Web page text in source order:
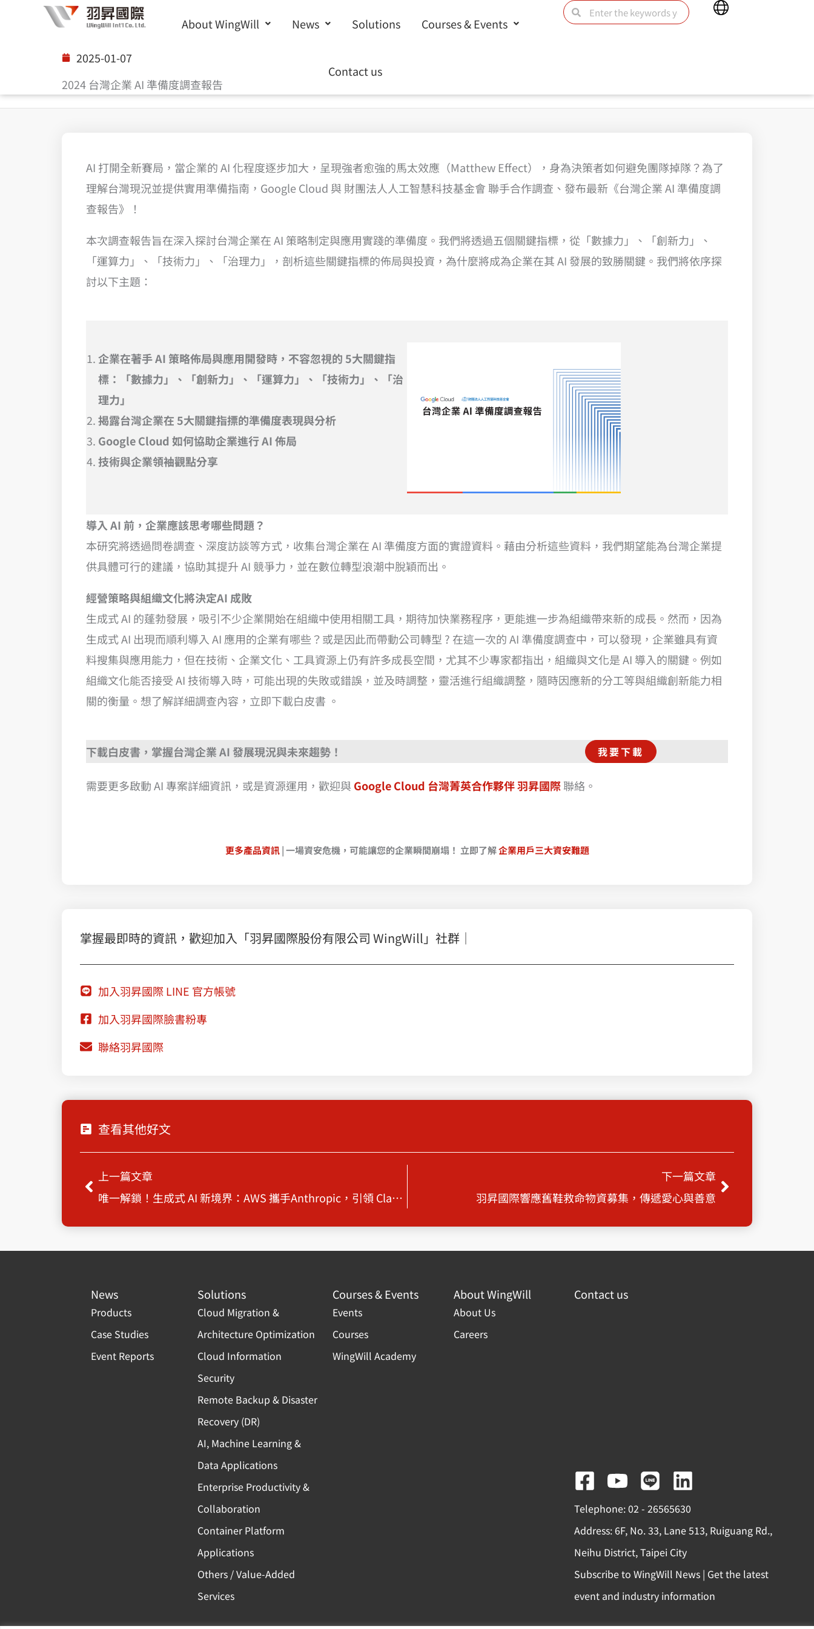
About WingWill News Solutions Courses & Events
Contact us
SearchSearch
Main
2025-01-07
2024 台灣企業 AI 準備度調查報告
AI 打開全新賽局，當企業的 AI 化程度逐步加大，呈現強者愈強的馬太效應（Matthew Effect），身為決策者如何避免團隊掉隊？為了
理解台灣現況並提供實用準備指南，Google Cloud 與 財團法人人工智慧科技基金會 聯手合作調查、發布最新《台灣企業 AI 準備度調
查報告》！
本次調查報告旨在深入探討台灣企業在 AI 策略制定與應用實踐的準備度。我們將透過五個關鍵指標，從「數據力」、「創新力」、
「運算力」、「技術力」、「治理力」，剖析這些關鍵指標的佈局與投資，為什麼將成為企業在其 AI 發展的致勝關鍵。我們將依序探
討以下主題：
企業在著手 AI 策略佈局與應用開發時，不容忽視的 5大關鍵指
標：「數據力」、「創新力」、「運算力」、「技術力」、「治
理力」
揭露台灣企業在 5大關鍵指摽的準備度表現與分析
Google Cloud 如何協助企業進行 AI 佈局
技術與企業領袖觀點分享
導入 AI 前，企業應該思考哪些問題？
本研究將透過問卷調查、深度訪談等方式，收集台灣企業在 AI 準備度方面的實證資料。藉由分析這些資料，我們期望能為台灣企業提
供具體可行的建議，協助其提升 AI 競爭力，並在數位轉型浪潮中脫穎而出。
經營策略與組織文化將決定AI 成敗
生成式 AI 的蓬勃發展，吸引不少企業開始在組織中使用相關工具，期待加快業務程序，更能進一步為組織帶來新的成長。然而，因為
生成式 AI 出現而順利導入 AI 應用的企業有哪些？或是因此而帶動公司轉型 ? 在這一次的 AI 準備度調查中，可以發現，企業雖具有資
料搜集與應用能力，但在技術、企業文化、工具資源上仍有許多成長空間，尤其不少專家都指出，組織與文化是 AI 導入的關鍵。例如
組織文化能否接受 AI 技術導入時，可能出現的失敗或錯誤，並及時調整，靈活進行組織調整，隨時因應新的分工等與組織創新能力相
關的衡量。想了解詳細調查內容，立即下載白皮書 。
下載白皮書，掌握台灣企業 AI 發展現況與未來趨勢！ 我要下載
需要更多啟動 AI 專案詳細資訊，或是資源運用，歡迎與Google Cloud 台灣菁英合作夥伴 羽昇國際聯絡。
更多產品資訊| 一場資安危機，可能讓您的企業瞬間崩塌！ 立即了解企業用戶三大資安難題
掌握最即時的資訊，歡迎加入「羽昇國際股份有限公司 WingWill」社群｜
加入羽昇國際 LINE 官方帳號
加入羽昇國際臉書粉專
聯絡羽昇國際
查看其他好文
Prev
上一篇文章
唯一解鎖！生成式 AI 新境界：AWS 攜手Anthropic，引領 Claude 3 Sonnet 模型進駐Bedrock
下一篇文章
羽昇國際響應舊鞋救命物資募集，傳遞愛心與善意
Next
News
Products
Case Studies
Event Reports
Solutions
Cloud Migration &
Architecture Optimization
Cloud Information
Security
Remote Backup & Disaster
Recovery (DR)
AI, Machine Learning &
Data Applications
Enterprise Productivity &
Collaboration
Container Platform
Applications
Others / Value-Added
Services
Courses & Events
Events
Courses
WingWill Academy
About WingWill
About Us
Careers
Contact us
F
a
c
e
b
o
o
Y
o
u
t
u
b
e
L
i
n
e
L
i
n
k
e
d
i
Telephone: 02 - 26565630
Address: 6F, No. 33, Lane 513, Ruiguang Rd.,
Neihu District, Taipei City
Subscribe to WingWill News | Get the latest
event and industry information